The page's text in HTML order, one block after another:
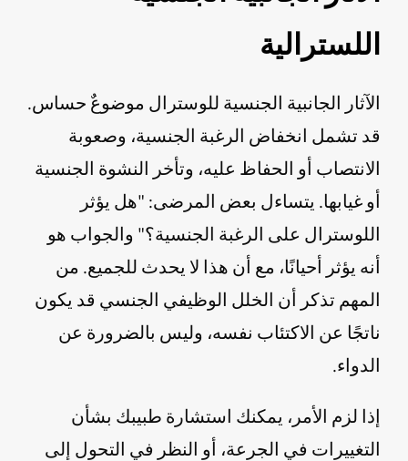
اللسترالية
الآثار الجانبية الجنسية للوسترال موضوعٌ حساس.
قد تشمل انخفاض الرغبة الجنسية، وصعوبة
الانتصاب أو الحفاظ عليه، وتأخر النشوة الجنسية
أو غيابها. يتساءل بعض المرضى: "هل يؤثر
اللوسترال على الرغبة الجنسية؟" والجواب هو
أنه يؤثر أحيانًا، مع أن هذا لا يحدث للجميع. من
المهم تذكر أن الخلل الوظيفي الجنسي قد يكون
ناتجًا عن الاكتئاب نفسه، وليس بالضرورة عن
الدواء.
إذا لزم الأمر، يمكنك استشارة طبيبك بشأن
التغييرات في الجرعة، أو النظر في التحول إلى